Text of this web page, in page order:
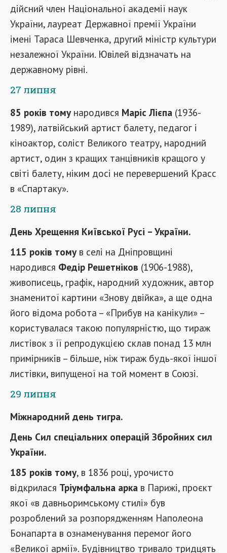
дійсний член Національної академії наук
України, лауреат Державної премії України
імені Тараса Шевченка, другий міністр культури
незалежної України. Ювілей відзначать на
державному рівні.
27 липня
85 років томународився Маріс Лієпа (1936-
1989), латвійський артист балету, педагог і
кіноактор, соліст Великого театру, народний
артист, один з кращих танцівників кращого у
світі балету, ніким досі не перевершений Красс
в «Спартаку».
28 липня
День Хрещення Київської Русі – України.
115 років томув селі на Дніпровщині
народився Федір Решетніков (1906-1988),
живописець, графік, народний художник, автор
знаменитої картини «Знову двійка», а ще одна
його відома робота – «Прибув на канікули» –
користувалася такою популярністю, що тираж
листівок з її репродукцією склав понад 13 млн
примірників – більше, ніж тираж будь-якої іншої
листівки, випущеної на той момент в Союзі.
29 липня
Міжнародний день тигра.
День Сил спеціальних операцій Збройних сил
України.
185 років тому, в 1836 році, урочисто
відкрилася Тріумфальна арка в Парижі, проєкт
якої «в давньоримському стилі» був
розроблений за розпорядженням Наполеона
Бонапарта в ознаменування перемог його
«Великої армії». Будівництво тривало тридцять